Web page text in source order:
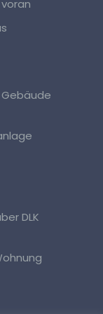
Gebäude
DLK
Person")
Person
physischen,
Identität
werden
Verarbeitung